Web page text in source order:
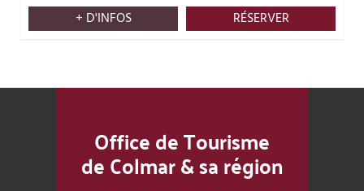
RÉSERVER
+ D'INFOS
Office de Tourisme
de Colmar & sa région